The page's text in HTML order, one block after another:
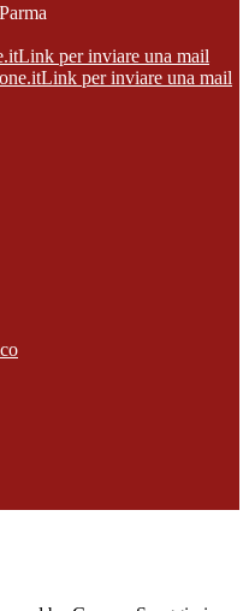
Link per inviare una mail
Link per inviare una mail